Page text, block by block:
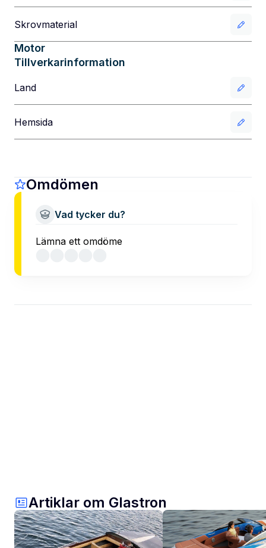
Skrovmaterial
Motor
Tillverkarinformation
Land
Hemsida
Omdömen
Vad tycker du?
Lämna ett omdöme
Artiklar om Glastron